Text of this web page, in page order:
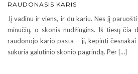
RAUDONASIS KARIS
Jį vadinu ir viens, ir du kariu. Nes jį
minučių, o skonis nudžiugins. Iš tiesų čia
raudonojo kario pasta – ji, kepinti
sukuria galutinio skonio pagrindą. Per […]